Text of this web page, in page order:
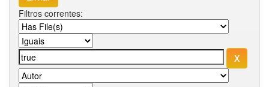
Filtros correntes: